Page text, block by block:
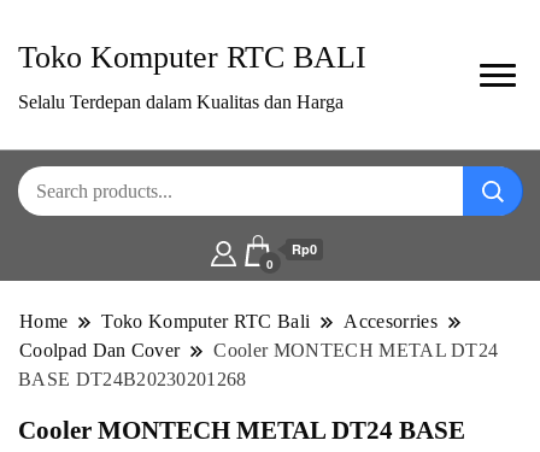
Toko Komputer RTC BALI
Selalu Terdepan dalam Kualitas dan Harga
0
Rp0
Home Toko Komputer RTC Bali
Accesorries
Coolpad Dan Cover
Cooler MONTECH METAL DT24
BASE DT24B20230201268
Cooler MONTECH METAL DT24 BASE